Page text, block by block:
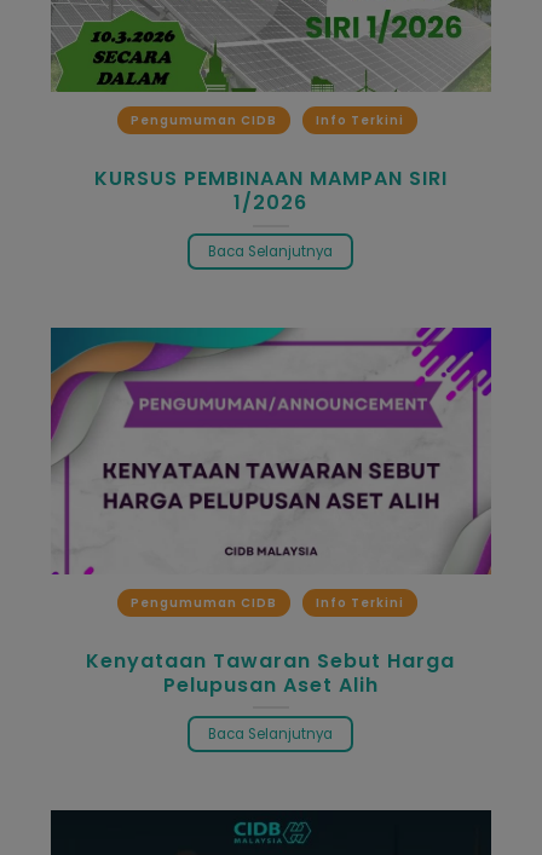
Pengumuman CIDB Info Terkini
KURSUS PEMBINAAN MAMPAN SIRI
1/2026
Baca Selanjutnya
Pengumuman CIDB Info Terkini
Kenyataan Tawaran Sebut Harga
Pelupusan Aset Alih
Baca Selanjutnya